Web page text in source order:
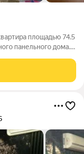
площадью 74.5
панельного дома.
входит в